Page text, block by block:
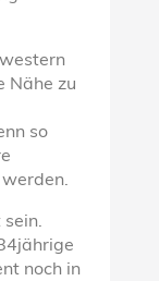
Nähe zu
so
noch in